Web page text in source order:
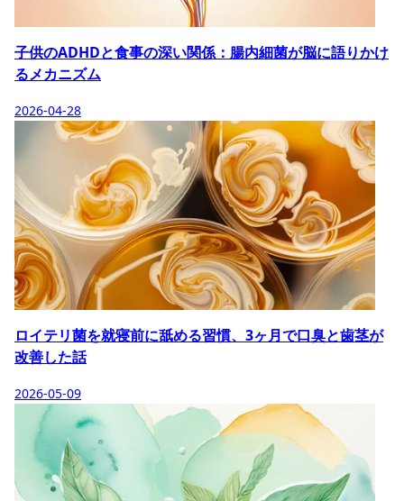
子供のADHDと食事の深い関係：腸内細菌が脳に語りかけ
るメカニズム
2026-04-28
ロイテリ菌を就寝前に舐める習慣、3ヶ月で口臭と歯茎が
改善した話
2026-05-09